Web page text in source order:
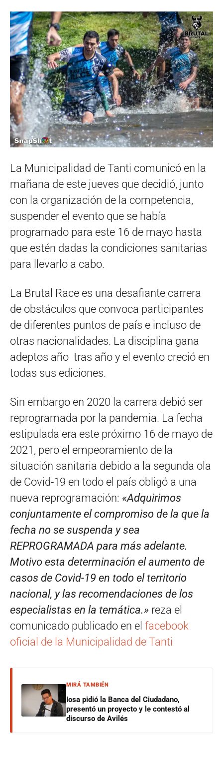
La Municipalidad de Tanti comunicó en la
mañana de este jueves que decidió, junto
con la organización de la competencia,
suspender el evento que se había
programado para este 16 de mayo hasta
que estén dadas la condiciones sanitarias
para llevarlo a cabo.
La Brutal Race es una desafiante carrera
de obstáculos que convoca participantes
de diferentes puntos de país e incluso de
otras nacionalidades. La disciplina gana
adeptos año tras año y el evento creció en
todas sus ediciones.
Sin embargo en 2020 la carrera debió ser
reprogramada por la pandemia. La fecha
estipulada era este próximo 16 de mayo de
2021, pero el empeoramiento de la
situación sanitaria debido a la segunda ola
de Covid-19 en todo el país obligó a una
nueva reprogramación: «Adquirimos
conjuntamente el compromiso de la que la
fecha no se suspenda y sea
REPROGRAMADA para más adelante.
Motivo esta determinación el aumento de
casos de Covid-19 en todo el territorio
nacional, y las recomendaciones de los
especialistas en la temática.» reza el
comunicado publicado en el facebook
oficial de la Municipalidad de Tanti
MIRÁ TAMBIÉN
Iosa pidió la Banca del Ciudadano,
presentó un proyecto y le contestó al
discurso de Avilés